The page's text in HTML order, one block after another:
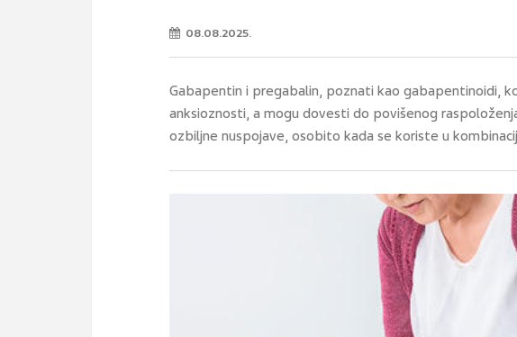
08.08.2025.
Gabapentin i pregabalin, poznati kao gabapentinoidi,
anksioznosti, a mogu dovesti do povišenog
ozbiljne nuspojave, osobito kada se koriste u